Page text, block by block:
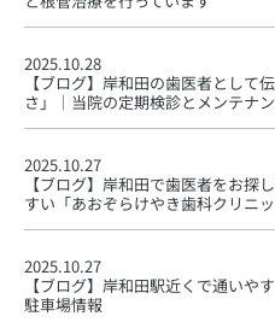
2025.10.28
【ブログ】 岸和田の歯医者として
さ」｜当院の定期検診とメンテナ
2025.10.27
【ブログ】 岸和田で歯医者をお探
すい「あおぞらけやき歯科クリニッ
2025.10.27
【ブログ】 岸和田駅近くで通いや
駐車場情報